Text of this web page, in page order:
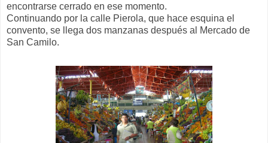
encontrarse cerrado en ese momento.
Continuando por la calle Pierola, que hace esquina el
convento, se llega dos manzanas después al Mercado de
San Camilo.